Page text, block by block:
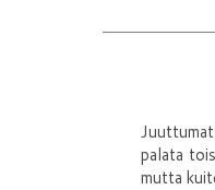
palata
mutta